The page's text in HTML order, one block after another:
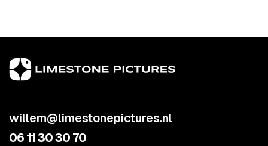
willem@limestonepictures.nl
06 11 30 30 70